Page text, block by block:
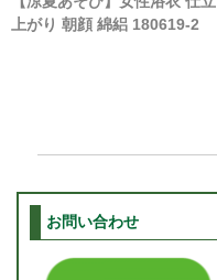
上がり 朝顔 綿絽 180619-2
お問い合わせ